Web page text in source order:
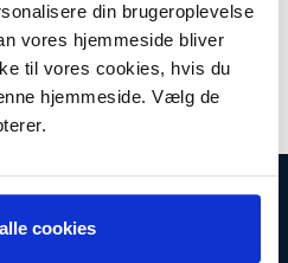
din brugeroplevelse
vores hjemmeside bliver
til vores cookies, hvis du
hjemmeside. Vælg de
cookies